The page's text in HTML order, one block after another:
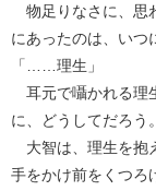
物足りなさに、思
にあったのは、いつ
「……理生」
耳元で囁かれる理
に、どうしてだろう
大智は、理生を抱
手をかけ前をくつろ